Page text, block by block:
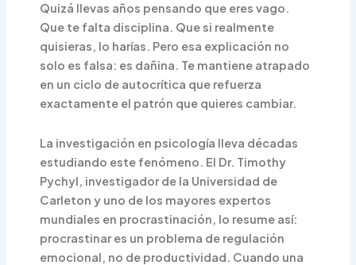
Quizá llevas años pensando que eres vago.
Que te falta disciplina. Que si realmente
quisieras, lo harías. Pero esa explicación no
solo es falsa: es dañina. Te mantiene atrapado
en un ciclo de autocrítica que refuerza
exactamente el patrón que quieres cambiar.
La investigación en psicología lleva décadas
estudiando este fenómeno. El Dr. Timothy
Pychyl, investigador de la Universidad de
Carleton y uno de los mayores expertos
mundiales en procrastinación, lo resume así:
procrastinar es un problema de regulación
emocional, no de productividad. Cuando una